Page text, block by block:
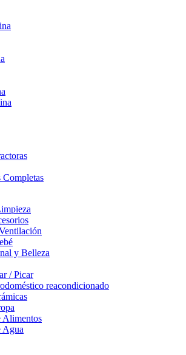
Completas
y Belleza
/ Picar
reacondicionado
Alimentos
Agua